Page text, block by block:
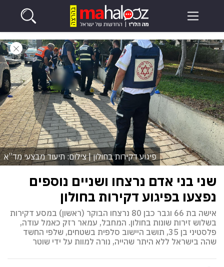
פיגוע דקירות בחולון | צילום: תיעוד מבצעי מד”א
שני בני אדם נרצחו ושניים נוספים
נפצעו בפיגוע דקירות בחולון
אישה בת 66 וגבר כבן 80 נרצחו הבוקר (ראשון) במסע דקירות
בשלוש זירות שונות בחולון. המחבל, עמאר רזק כאמל עודה,
פלסטיני בן 35, תושב היישוב סלפית בשטחים, שלפי החשד
שהה בישראל ללא היתר שהייה, נורה למוות על ידי שוטר